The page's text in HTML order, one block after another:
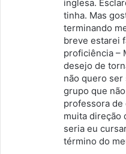
e
:
inglesa.
tinha. Mas
terminando
breve estarei
proficiência –
desejo de
não quero ser
grupo que
professora de
muita direção
seria eu
término do